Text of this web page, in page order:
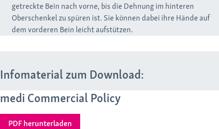
getreckte Bein nach vorne, bis die Dehnung im hinteren
Oberschenkel zu spüren ist. Sie können dabei ihre Hände auf
dem vorderen Bein leicht aufstützen.
Infomaterial zum Download:
medi Commercial Policy
PDF herunterladen